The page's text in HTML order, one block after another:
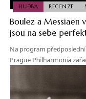
HUDBA RECENZE
Boulez a Messiaen
jsou na sebe
Na program
Prague Philharmonia